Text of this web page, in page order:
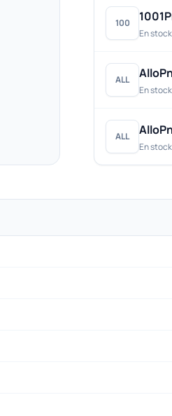
100
En stock
ALL
En stock
ALL
En stock